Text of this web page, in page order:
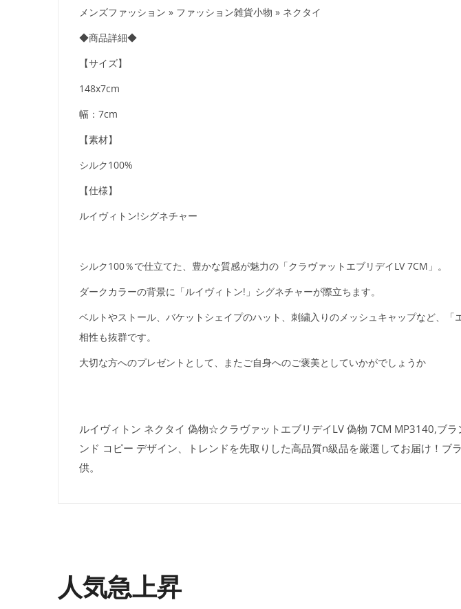
メンズファッション » ファッション雑貨小物 » ネクタイ
◆商品詳細◆
【サイズ】
148x7cm
幅：7cm
【素材】
シルク100%
【仕様】
ルイヴィトン!シグネチャー
シルク100％で仕立てた、豊かな質感が魅力の「クラヴァットエブリデイLV 7CM」。
ダークカラーの背景に「ルイヴィトン!」シグネチャーが際立ちます。
ベルトやストール、バケットシェイプのハット、刺繍入りのメッシュキャップなど、
相性も抜群です。
大切な方へのプレゼントとして、またご自身へのご褒美としていかがでしょうか
ルイヴィトン ネクタイ 偽物☆クラヴァットエブリデイLV 偽物 7CM MP3140,ブ
ンド コピー デザイン、トレンドを先取りした高品質n級品を厳選してお届け！ブ
供。
人気急上昇